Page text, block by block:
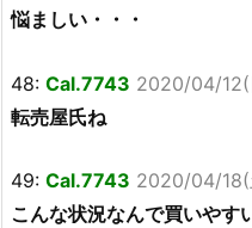
悩ましい・・・
48: Cal.7743 2020/04/12(
転売屋氏ね
49: Cal.7743 2020/04/18(
こんな状況なんで買いやす